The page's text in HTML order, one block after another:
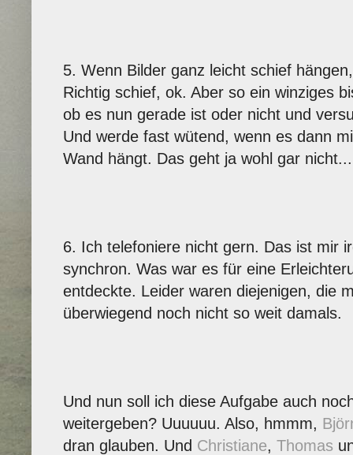
5. Wenn Bilder ganz leicht schief
Richtig schief, ok. Aber so ein winziges
ob es nun gerade ist oder nicht und
Und werde fast wütend, wenn es dann
Wand hängt. Das geht ja wohl gar nicht...
6. Ich telefoniere nicht gern. Das ist mir
synchron. Was war es für eine
entdeckte. Leider waren diejenigen, die
überwiegend noch nicht so weit damals.
Und nun soll ich diese Aufgabe auch
weitergeben? Uuuuuu. Also, hmmm,
dran glauben. Und Christiane, Thomas